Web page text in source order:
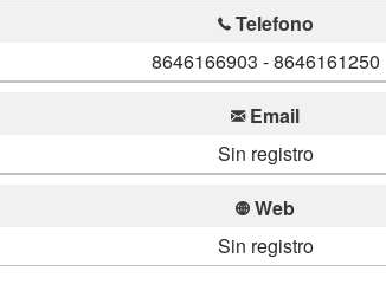
Telefono
8646166903 - 8646161250
Email
Sin registro
Web
Sin registro